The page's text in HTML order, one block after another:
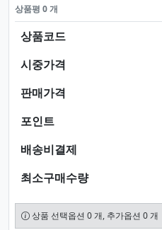
상품평 0 개
상품코드
시중가격
판매가격
포인트
배송비결제
최소구매수량
상품 선택옵션 0 개, 추가옵션 0 개